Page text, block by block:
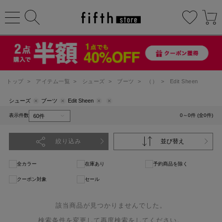
トップ > アイテム一覧 > シューズ > ブーツ > （） > Edit Sheen
シューズ ブーツ Edit Sheen
表示件数 0～0件 (全0件)
絞り込み 並び替え
全カラー 在庫あり 予約商品を除く
クーポン対象 セール
該当商品が見つかりませんでした。
検索条件を変更して再度検索をしてください。